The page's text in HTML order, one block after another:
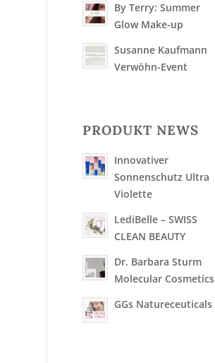
By Terry: Summer
Glow Make-up
Susanne Kaufmann
Verwöhn-Event
PRODUKT NEWS
Innovativer
Sonnenschutz Ultra
Violette
LediBelle – SWISS
CLEAN BEAUTY
Dr. Barbara Sturm
Molecular Cosmetics
GGs Natureceuticals